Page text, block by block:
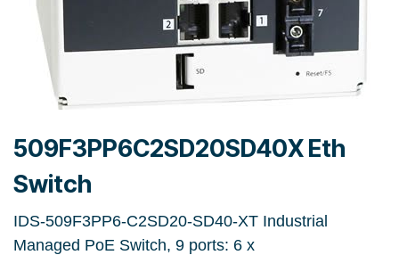
509F3PP6C2SD20SD40X Eth
Switch
IDS-509F3PP6-C2SD20-SD40-XT Industrial
Managed PoE Switch, 9 ports: 6 x